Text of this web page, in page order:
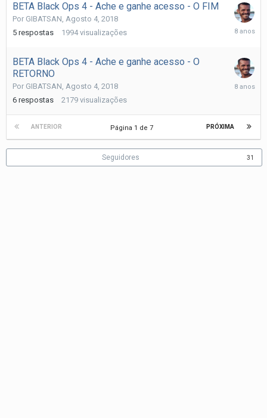
BETA Black Ops 4 - Ache e ganhe acesso - O FIM
Por GIBATSAN, Agosto 4, 2018
5 respostas 1994 visualizações
Agosto
BETA Black Ops 4 - Ache e ganhe acesso - O
RETORNO
Por GIBATSAN, Agosto 4, 2018
6 respostas 2179 visualizações
Agosto
ANTERIOR PRÓXIMA
Página 1 de 7
Seguidores 31